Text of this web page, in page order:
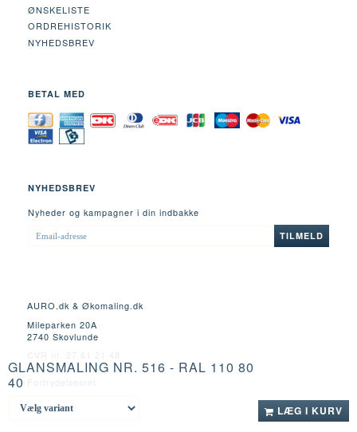
ØNSKELISTE
ORDREHISTORIK
NYHEDSBREV
BETAL MED
NYHEDSBREV
Nyheder og kampagner i din indbakke
ADRESSE
TILMELD
AURO.dk & Økomaling.dk
Mileparken 20A
2740 Skovlunde
GLANSMALING NR. 516 - RAL 110 80
40
LÆG I KURV